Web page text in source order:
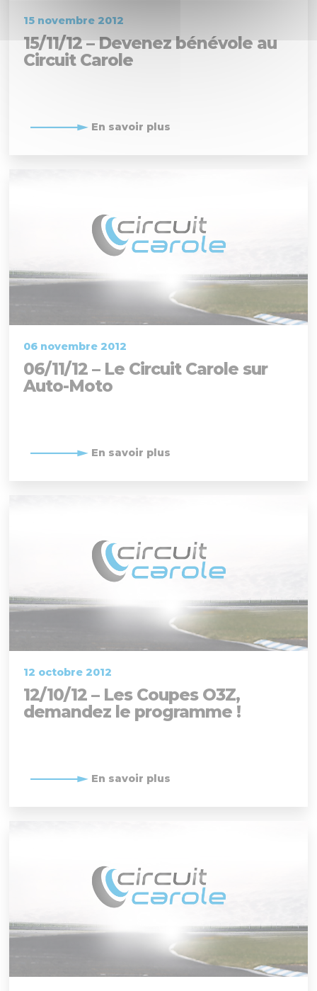
15 novembre 2012
15/11/12 – Devenez bénévole au
Circuit Carole
En savoir plus
06 novembre 2012
06/11/12 – Le Circuit Carole sur
Auto-Moto
En savoir plus
12 octobre 2012
12/10/12 – Les Coupes O3Z,
demandez le programme !
En savoir plus